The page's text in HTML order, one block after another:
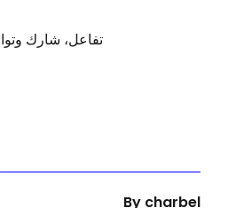
تفاعل، شارك
By charbel